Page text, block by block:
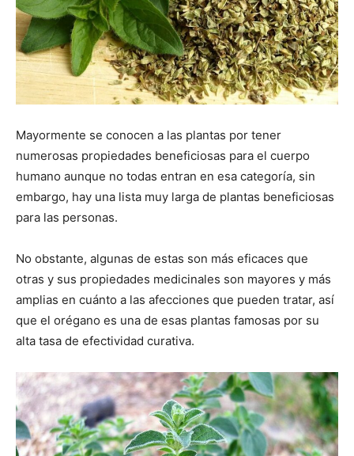
Mayormente se conocen a las plantas por tener
numerosas propiedades beneficiosas para el cuerpo
humano aunque no todas entran en esa categoría, sin
embargo, hay una lista muy larga de plantas beneficiosas
para las personas.
No obstante, algunas de estas son más eficaces que
otras y sus propiedades medicinales son mayores y más
amplias en cuánto a las afecciones que pueden tratar, así
que el orégano es una de esas plantas famosas por su
alta tasa de efectividad curativa.